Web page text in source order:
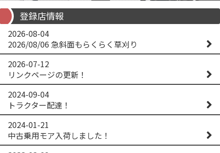
登録店情報
2026-08-04
2026/08/06 急斜面もらくらく草刈り
2026-07-12
リンクページの更新！
2024-09-04
トラクター配達！
2024-01-21
中古乗用モア入荷しました！